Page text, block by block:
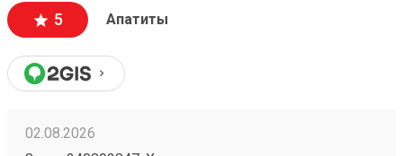
5 Апатиты
02.08.2026